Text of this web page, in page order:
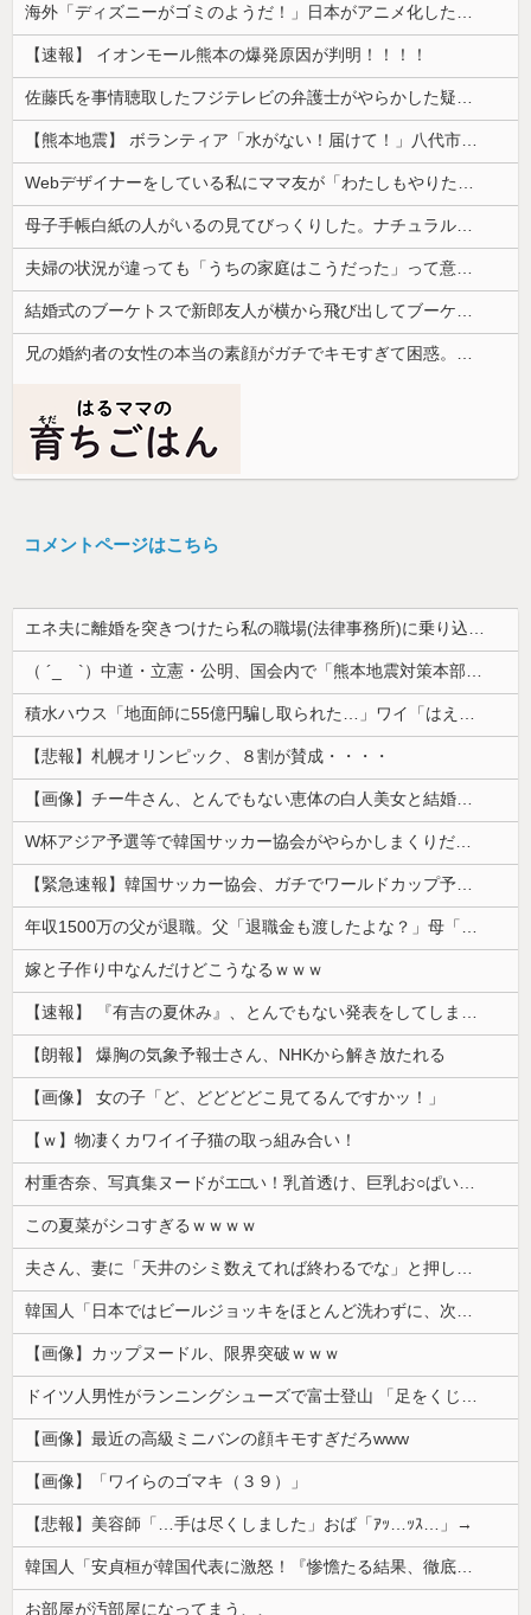
【速報】 イオンモール熊本の爆発原因が判明！！！！
コメントページはこちら
【悲報】札幌オリンピック、８割が賛成・・・・
嫁と子作り中なんだけどこうなるｗｗｗ
【朗報】 爆胸の気象予報士さん、NHKから解き放たれる
【画像】 女の子「ど、どどどどこ見てるんですかッ！」
【ｗ】物凄くカワイイ子猫の取っ組み合い！
この夏菜がシコすぎるｗｗｗｗ
【画像】カップヌードル、限界突破ｗｗｗ
【画像】最近の高級ミニバンの顔キモすぎだろwww
【画像】「ワイらのゴマキ（３９）」
【悲報】美容師「…手は尽くしました」おば「ｱｯ…ｯｽ…」→
お部屋が汚部屋になってまう、、